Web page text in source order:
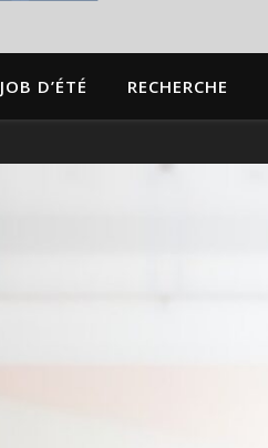
JOB D’ÉTÉ RECHERCHE